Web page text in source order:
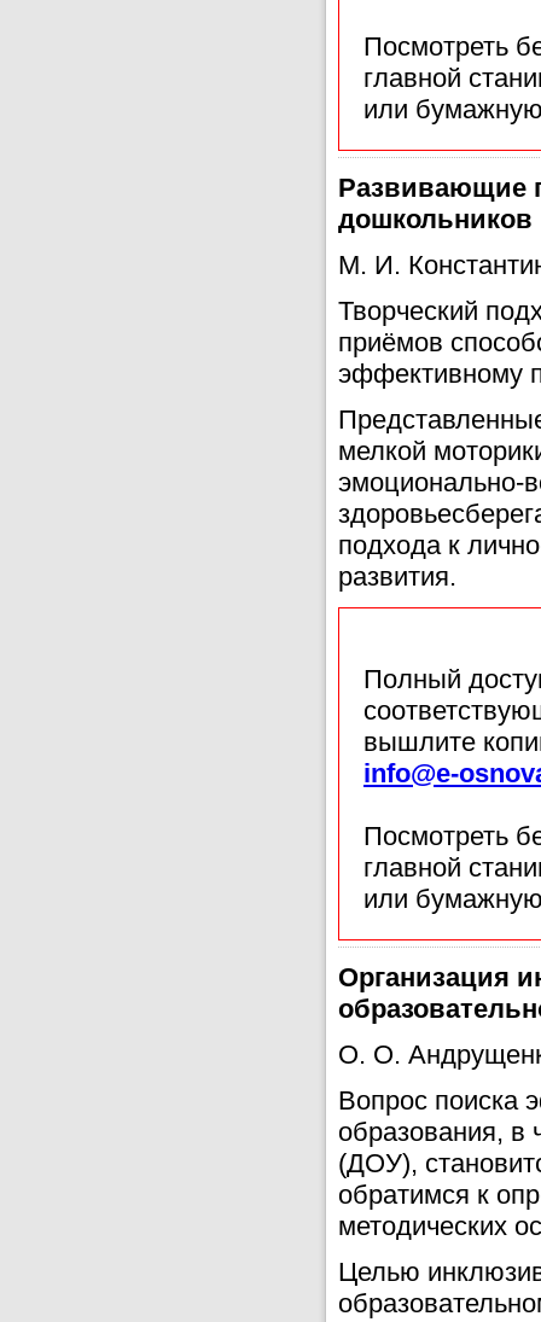
Посмотреть
главной
или
Развивающие
дошкольников
М. И.
Творческий
приёмов
эффективному
мелкой
эмоционально-
подхода к
развития.
Полный
вышлите
info@e-
Посмотреть
главной
или
Организация
О. О.
Вопрос поиска
образования, в
(ДОУ),
обратимся к
методических
Целью